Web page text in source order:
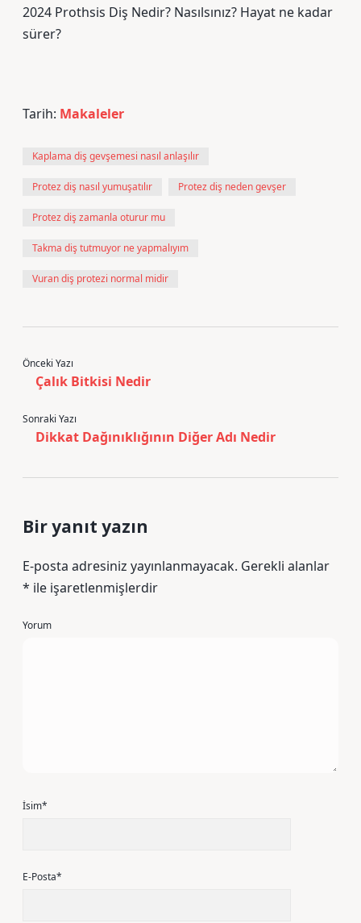
2024 Prothsis Diş Nedir? Nasılsınız? Hayat ne kadar
sürer?
Tarih: Makaleler
Kaplama diş gevşemesi nasıl anlaşılır
Protez diş nasıl yumuşatılır Protez diş neden gevşer
Protez diş zamanla oturur mu
Takma diş tutmuyor ne yapmalıyım
Vuran diş protezi normal midir
Önceki Yazı
Çalık Bitkisi Nedir
Sonraki Yazı
Dikkat Dağınıklığının Diğer Adı Nedir
Bir yanıt yazın
E-posta adresiniz yayınlanmayacak. Gerekli alanlar
* ile işaretlenmişlerdir
Yorum
İsim*
E-Posta*